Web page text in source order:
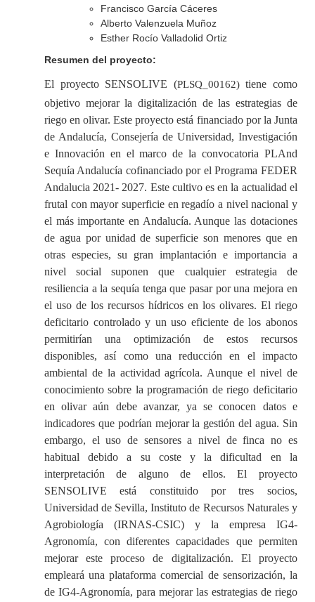
Francisco García Cáceres
Alberto Valenzuela Muñoz
Esther Rocío Valladolid Ortiz
Resumen del proyecto:
El proyecto SENSOLIVE (PLSQ_00162)tiene como
objetivo mejorar la digitalización de las estrategias de
riego en olivar.Este proyecto está financiado por la Junta
de Andalucía, Consejería de Universidad, Investigación
e Innovación en el marco de la convocatoria PLAnd
Sequía Andalucía cofinanciado por el Programa FEDER
Andalucia 2021- 2027. Este cultivo es en la actualidad el
frutal con mayor superficie en regadío a nivel nacional y
el más importante en Andalucía. Aunque las dotaciones
de agua por unidad de superficie son menores que en
otras especies, su gran implantación e importancia a
nivel social suponen que cualquier estrategia de
resiliencia a la sequía tenga que pasar por una mejora en
el uso de los recursos hídricos en los olivares. El riego
deficitario controlado y un uso eficiente de los abonos
permitirían una optimización de estos recursos
disponibles, así como una reducción en el impacto
ambiental de la actividad agrícola. Aunque el nivel de
conocimiento sobre la programación de riego deficitario
en olivar aún debe avanzar, ya se conocen datos e
indicadores que podrían mejorar la gestión del agua. Sin
embargo, el uso de sensores a nivel de finca no es
habitual debido a su coste y la dificultad en la
interpretación de alguno de ellos. El proyecto
SENSOLIVE está constituido por tres socios,
Universidad de Sevilla, Instituto de Recursos Naturales y
Agrobiología (IRNAS-CSIC) y la empresa IG4-
Agronomía, con diferentes capacidades que permiten
mejorar este proceso de digitalización. El proyecto
empleará una plataforma comercial de sensorización, la
de IG4-Agronomía, para mejorar las estrategias de riego